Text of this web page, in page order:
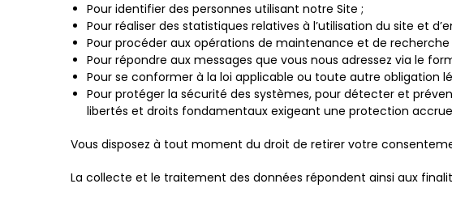
Pour identifier des personnes utilisant notre Site ;
Pour réaliser des statistiques relatives à l’utilisation du site et
Pour procéder aux opérations de maintenance et de recherche
Pour répondre aux messages que vous nous adressez via le
Pour se conformer à la loi applicable ou toute autre obligation
Pour protéger la sécurité des systèmes, pour détecter et
libertés et droits fondamentaux exigeant une protection
Vous disposez à tout moment du droit de retirer votre
La collecte et le traitement des données répondent ainsi aux